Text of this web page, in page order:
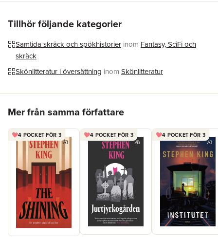
Originaltitel
Tillhör följande kategorier
Samtida skräck och spökhistorier inom Fantasy, SciFi och
skräck
Skönlitteratur i översättning inom Skönlitteratur
Mer från samma författare
4 POCKET FÖR 3 4 POCKET FÖR 3 4 POCKET FÖR 3